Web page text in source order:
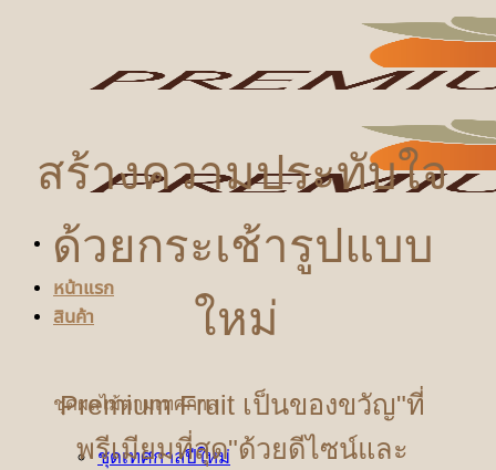
หน้าแรก
สินค้า
ชุดผลไม้ตามเทศกาล
ชุดเทศกาลปีใหม่
สร้างความประทับใจ
ด้วยกระเช้ารูปแบบ
ใหม่
Premium Fruit เป็นของขวัญ"ที่
พรีเมียมที่สุด"ด้วยดีไซน์และ